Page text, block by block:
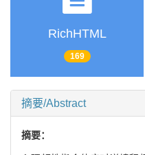
RichHTML
169
摘要/Abstract
摘要：